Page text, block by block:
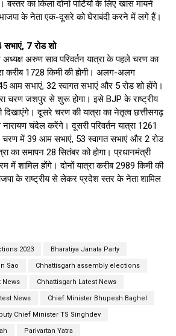
का किला दोनों पार्टियों के लिए खास मायने
के नेता एक-दूसरे को घेराबंदी करने में लगे हैं।
7 रोड शो
अरुण साव परिवर्तन यात्रा के पहले चरण का
करीब 1728 किमी की होगी। अलग-अलग
45 आम सभाएं, 32 स्वागत सभाएं और 5 रोड शो होंगे।
चरण जशपुर से शुरू होगा। इसे BJP के राष्ट्रीय
दिखाएंगे। दूसरे चरण की यात्रा का नेतृत्व छत्तीसगढ़
नारायण चंदेल करेंगे। दूसरी परिवर्तन यात्रा 1261
चरण में 39 आम सभाएं, 53 स्वागत सभाएं और 2 रोड
का समापन 28 सितंबर को होगा। प्रधानमंत्री
में शामिल होंगे। दोनों यात्रा करीब 2989 किमी की
के राष्ट्रीय से लेकर प्रदेश स्तर के नेता शामिल
2023 Bharatiya Janata Party
Sao Chhattisgarh assembly elections
News Chhattisgarh Latest News
News Chief Minister Bhupesh Baghel
Chief Minister TS Singhdev
Parivartan Yatra